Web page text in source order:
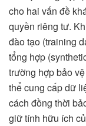
cho hai vấn đề
quyền riêng tư.
đào tạo (training
tổng hợp
trường hợp bảo
thể cung cấp dữ
cách đồng thời
giữ tính hữu ích